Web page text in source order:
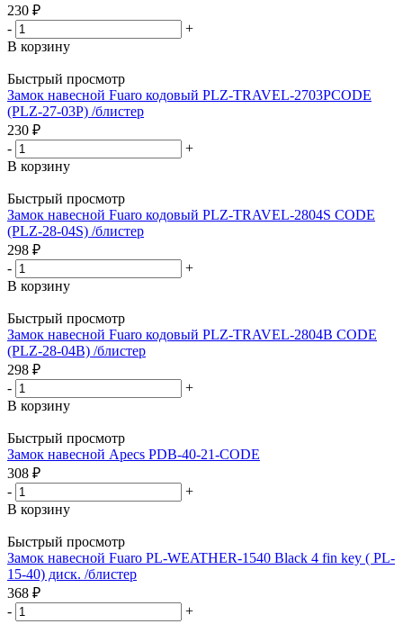
230 ₽
-
+
В корзину
Быстрый просмотр
Замок навесной Fuaro кодовый PLZ-TRAVEL-2703PCODE
(PLZ-27-03P) /блистер
230 ₽
-
+
В корзину
Быстрый просмотр
Замок навесной Fuaro кодовый PLZ-TRAVEL-2804S CODE
(PLZ-28-04S) /блистер
298 ₽
-
+
В корзину
Быстрый просмотр
Замок навесной Fuaro кодовый PLZ-TRAVEL-2804B CODE
(PLZ-28-04B) /блистер
298 ₽
-
+
В корзину
Быстрый просмотр
Замок навесной Apecs PDB-40-21-CODE
308 ₽
-
+
В корзину
Быстрый просмотр
Замок навесной Fuaro PL-WEATHER-1540 Black 4 fin key ( PL-
15-40) диск. /блистер
368 ₽
-
+